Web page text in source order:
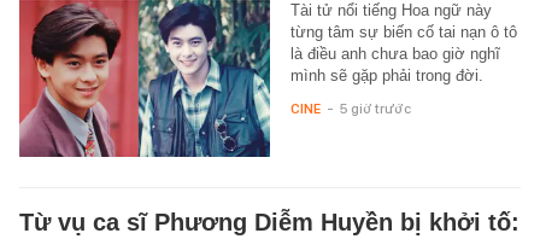
Tài tử nổi tiếng Hoa ngữ này
từng tâm sự biến cố tai nạn ô tô
là điều anh chưa bao giờ nghĩ
mình sẽ gặp phải trong đời.
CINE - 5 giờ trước
Từ vụ ca sĩ Phương Diễm Huyền bị khởi tố: